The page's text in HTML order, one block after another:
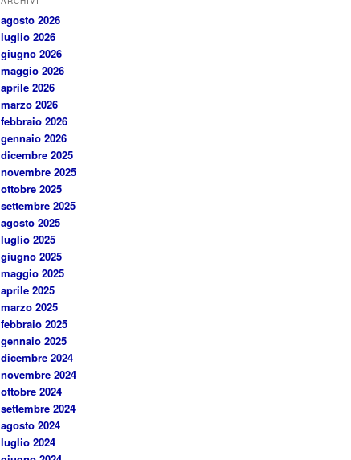
agosto 2026
luglio 2026
giugno 2026
maggio 2026
aprile 2026
marzo 2026
febbraio 2026
gennaio 2026
dicembre 2025
novembre 2025
ottobre 2025
settembre 2025
agosto 2025
luglio 2025
giugno 2025
maggio 2025
aprile 2025
marzo 2025
febbraio 2025
gennaio 2025
dicembre 2024
novembre 2024
ottobre 2024
settembre 2024
agosto 2024
luglio 2024